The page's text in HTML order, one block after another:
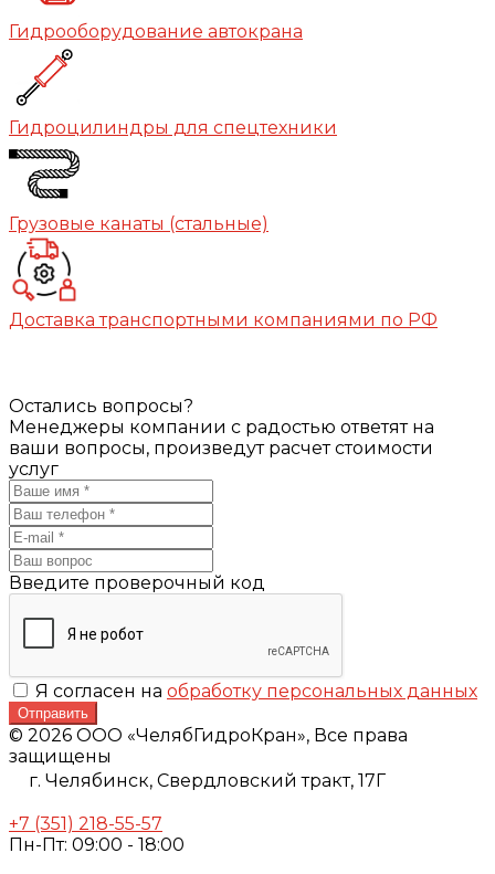
Гидрооборудование автокрана
Гидроцилиндры для спецтехники
Грузовые канаты (стальные)
Доставка транспортными компаниями по РФ
Остались вопросы?
Менеджеры компании с радостью ответят на
ваши вопросы, произведут расчет стоимости
услуг
Введите проверочный код
Я согласен на обработку персональных данных
Отправить
© 2026 ООО «ЧелябГидроКран», Все права
защищены
г. Челябинск, Свердловский тракт, 17Г
+7 (351) 218-55-57
Пн-Пт: 09:00 - 18:00